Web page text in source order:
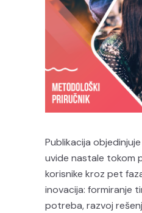
Publikacija
uvide nastale tokom
korisnike kroz pet
inovacija: formiranje
potreba, razvoj